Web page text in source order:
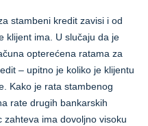
stambeni kredit zavisi i od
klijent ima. U slučaju da je
opterećena ratama za
– upitno je koliko je klijentu
Kako je rata stambenog
rate drugih bankarskih
ima dovoljno visoku